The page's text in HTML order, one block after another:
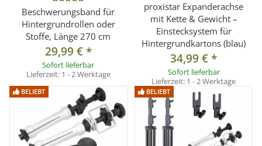
Beschwerungsband für
Hintergrundrollen oder
Stoffe, Länge 270 cm
29,99 €*
Sofort lieferbar
Lieferzeit: 1 - 2 Werktage
proxistar Expanderachse
mit Kette & Gewicht –
Einstecksystem für
Hintergrundkartons (blau)
34,99 €*
Sofort lieferbar
Lieferzeit: 1 - 2 Werktage
BELIEBT BELIEBT